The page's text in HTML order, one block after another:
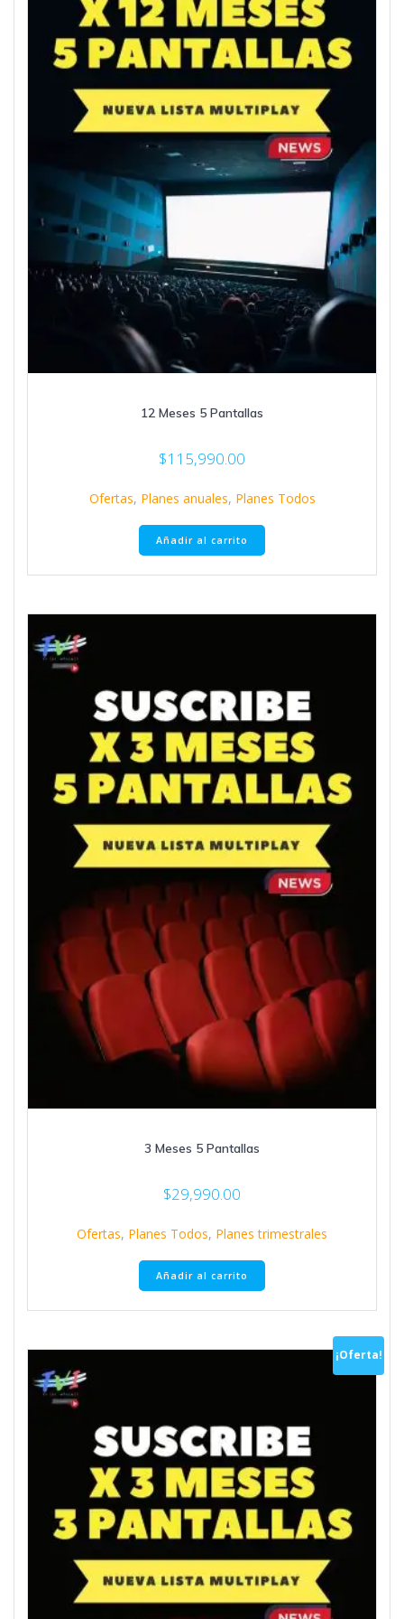
12 Meses 5 Pantallas
$115,990.00
Ofertas, Planes anuales, Planes Todos
Añadir al carrito
3 Meses 5 Pantallas
$29,990.00
Ofertas, Planes Todos, Planes trimestrales
Añadir al carrito
¡Oferta!